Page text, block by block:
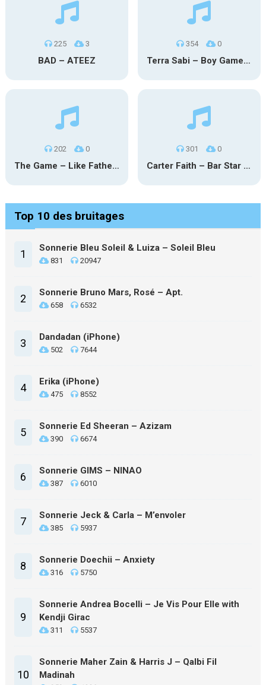
225 3
BAD – ATEEZ
354 0
Terra Sabi – Boy Game X Marcia Cruz
202 0
The Game – Like Father Like Daughter
301 0
Carter Faith – Bar Star Vevo
Top 10 des bruitages
1 Sonnerie Bleu Soleil & Luiza – Soleil Bleu
831 20947
2 Sonnerie Bruno Mars, Rosé – Apt.
658 6532
3 Dandadan (iPhone)
502 7644
4 Erika (iPhone)
475 8552
5 Sonnerie Ed Sheeran – Azizam
390 6674
6 Sonnerie GIMS – NINAO
387 6010
7 Sonnerie Jeck & Carla – M’envoler
385 5937
8 Sonnerie Doechii – Anxiety
316 5750
9
Sonnerie Andrea Bocelli – Je Vis Pour Elle with
Kendji Girac
311 5537
10
Sonnerie Maher Zain & Harris J – Qalbi Fil
Madinah